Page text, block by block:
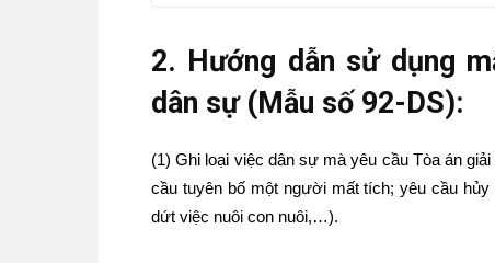
2. Hướng dẫn sử dụng
dân sự (Mẫu số 92-DS):
(1) Ghi loại việc dân sự mà yêu cầu Tòa án
cầu tuyên bố một người mất tích; yêu cầu
dứt việc nuôi con nuôi,…).